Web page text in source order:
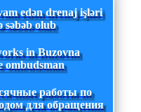
edən drenaj işləri
səbəb olub
in Buzovna
ombudsman
работы по
для обращения